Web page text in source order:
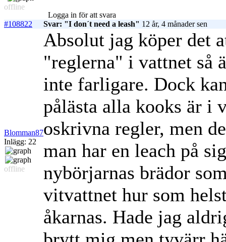
offline
Logga in för att svara
#108822
Svar: "I don´t need a leash" 12 år, 4 månader sen
Blomman87
Inlägg: 22
offline
Absolut jag köper det
"reglerna" i vattnet så
inte farligare. Dock
pålästa alla kooks är i
oskrivna regler, men
man har en leach på
nybörjarnas brädor
vitvattnet hur som
åkarnas. Hade jag